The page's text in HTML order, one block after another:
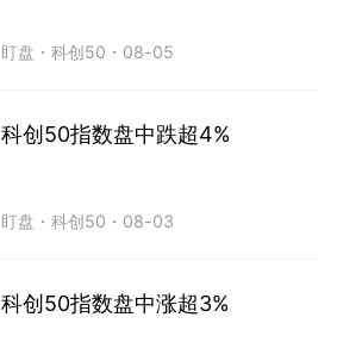
盯盘 ・科创50 ・ 08-05
科创50指数盘中跌超4%
盯盘 ・科创50 ・ 08-03
科创50指数盘中涨超3%